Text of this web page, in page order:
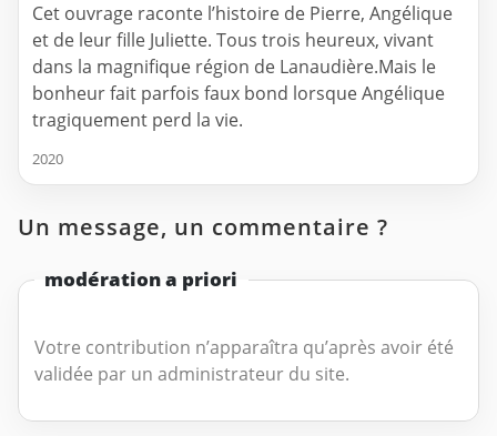
Cet ouvrage raconte l’histoire de Pierre, Angélique
et de leur fille Juliette. Tous trois heureux, vivant
dans la magnifique région de Lanaudière.Mais le
bonheur fait parfois faux bond lorsque Angélique
tragiquement perd la vie.
2020
Un message, un commentaire ?
modération a priori
Votre contribution n’apparaîtra qu’après avoir été
validée par un administrateur du site.